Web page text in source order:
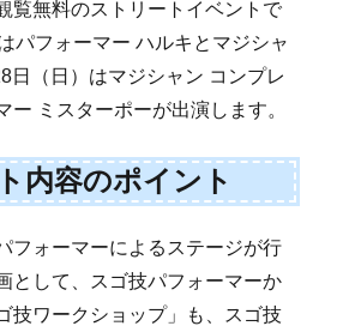
覧無料のストリートイベントで
パフォーマー ハルキとマジシャ
日（日）はマジシャン コンプレ
ー ミスターポーが出演します。
内容のポイント
フォーマーによるステージが行
として、スゴ技パフォーマーか
技ワークショップ」も、スゴ技